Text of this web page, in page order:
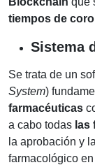
tiempos de
Sistema
Se trata de un
System)
farmacéuticas
a cabo todas las
la aprobación y
farmacológico